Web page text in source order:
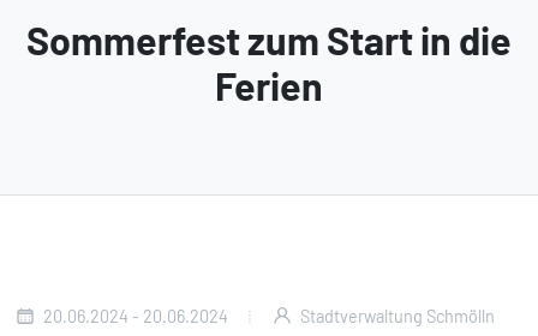
Sommerfest zum Start in die
Ferien
20.06.2024 - 20.06.2024 Stadtverwaltung Schmölln